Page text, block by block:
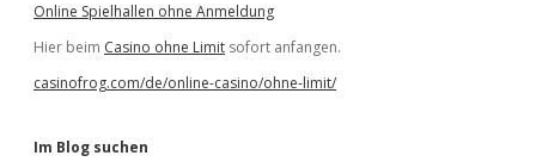
Online Spielhallen ohne Anmeldung
Hier beim Casino ohne Limit sofort anfangen.
casinofrog.com/de/online-casino/ohne-limit/
Im Blog suchen